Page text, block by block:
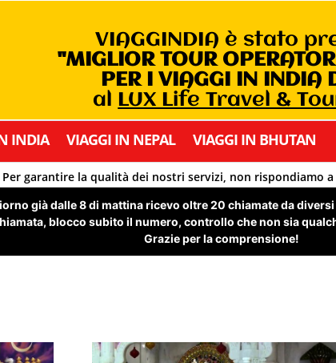
VIAGGINDIA è stato
"MIGLIOR TOUR
PER I VIAGGI IN INDIA
al LUX Life Travel &
INDIA VIAGGI IN NEPAL VIAGGI IN BHUTAN
Per garantire la qualità dei nostri servizi, non rispondiamo
già dalle 8 di mattina ricevo oltre 20 chiamate da
blocco subito il numero, controllo che non sia
Grazie per la comprensione!